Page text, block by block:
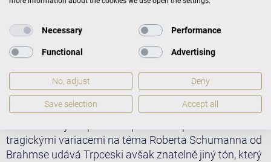
překvapením.
A proto není žádný div, že Simon Trpceski prezentuje
Mozarta, Beethovena a Brahmse. S rafinovaností a
elegancí hrané variace na „Salve tu, Domine“ od
Mozarta stejně jako variace o Ruském tanci od
tragickými variacemi na téma Roberta Schumanna od
Brahmse udává Trpceski avšak znatelně jiný tón, který
Necessary Performance
Functional Advertising
No, adjust Deny
Save selection Accept all